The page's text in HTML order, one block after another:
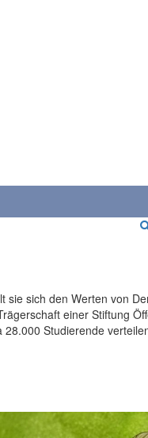
sich den Werten von
einer Stiftung
Studierende